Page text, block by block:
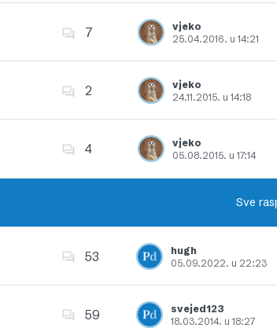
Dodajte u favorite
7
vjeko
25.04.2016. u 14:21
Dodajte u favorite
2
vjeko
24.11.2015. u 14:18
Dodajte u favorite
4
vjeko
05.08.2015. u 17:14
Dodajte u favorite
Sve
53
hugh
05.09.2022. u 22:23
Dodajte u favorite
59
svejed123
18.03.2014. u 18:27